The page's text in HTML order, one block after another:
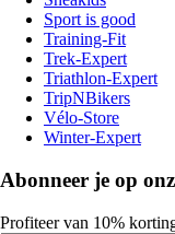
Sport is good
Training-Fit
Trek-Expert
Triathlon-Expert
TripNBikers
Vélo-Store
Winter-Expert
Abonneer je op
Profiteer van 10%